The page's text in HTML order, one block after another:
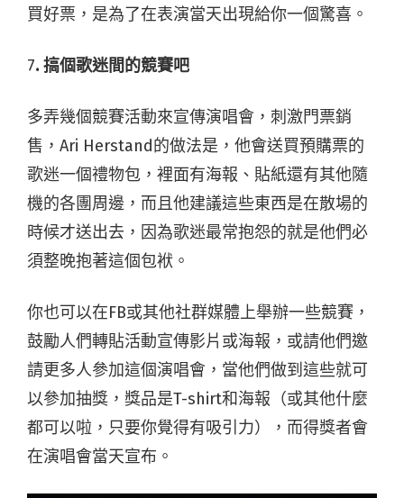
買好票，是為了在表演當天出現給你一個驚喜。
7. 搞個歌迷間的競賽吧
多弄幾個競賽活動來宣傳演唱會，刺激門票銷
售，Ari Herstand的做法是，他會送買預購票的
歌迷一個禮物包，裡面有海報、貼紙還有其他隨
機的各團周邊，而且他建議這些東西是在散場的
時候才送出去，因為歌迷最常抱怨的就是他們必
須整晚抱著這個包袱。
你也可以在FB或其他社群媒體上舉辦一些競賽，
鼓勵人們轉貼活動宣傳影片或海報，或請他們邀
請更多人參加這個演唱會，當他們做到這些就可
以參加抽獎，獎品是T-shirt和海報（或其他什麼
都可以啦，只要你覺得有吸引力），而得獎者會
在演唱會當天宣布。